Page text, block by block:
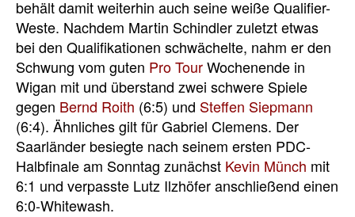
behält damit weiterhin auch seine weiße Qualifier-
Weste. Nachdem Martin Schindler zuletzt etwas
bei den Qualifikationen schwächelte, nahm er den
Schwung vom guten Pro TourWochenende in
Wigan mit und überstand zwei schwere Spiele
gegen Bernd Roith (6:5) und Steffen Siepmann
(6:4). Ähnliches gilt für Gabriel Clemens. Der
Saarländer besiegte nach seinem ersten PDC-
Halbfinale am Sonntag zunächst Kevin Münch mit
6:1 und verpasste Lutz Ilzhöfer anschließend einen
6:0-Whitewash.